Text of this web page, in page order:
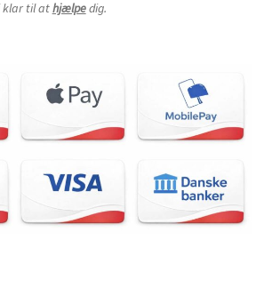
klar til athjælpedig.